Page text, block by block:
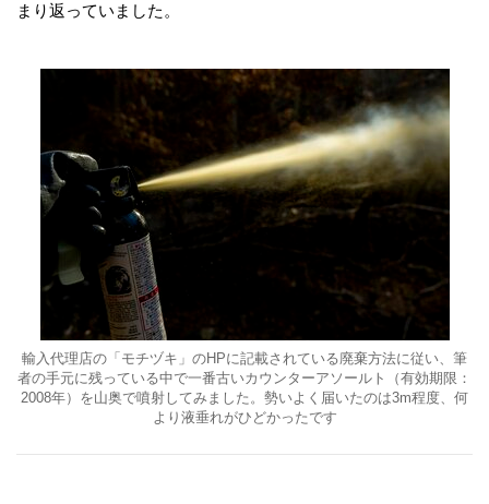
まり返っていました。
輸入代理店の「モチヅキ」のHPに記載されている廃棄方法に従い、筆
者の手元に残っている中で一番古いカウンターアソールト（有効期限：
2008年）を山奥で噴射してみました。勢いよく届いたのは3m程度、何
より液垂れがひどかったです